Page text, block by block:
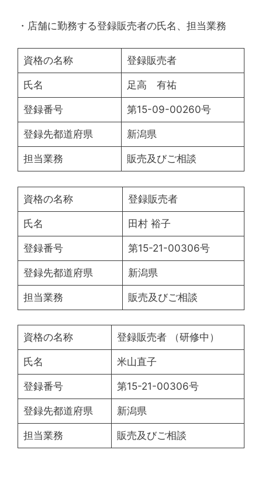
・店舗に勤務する登録販売者の氏名、担当業務
資格の名称 登録販売者
氏名 足高 有祐
登録番号 第15-09-00260号
登録先都道府県 新潟県
担当業務 販売及びご相談
資格の名称 登録販売者
氏名 田村 裕子
登録番号 第15-21-00306号
登録先都道府県 新潟県
担当業務 販売及びご相談
資格の名称 登録販売者 （研修中）
氏名 米山直子
登録番号 第15-21-00306号
登録先都道府県 新潟県
担当業務 販売及びご相談